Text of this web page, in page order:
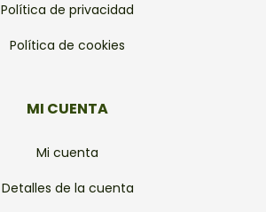
Política de privacidad
Política de cookies
MI CUENTA
Mi cuenta
Detalles de la cuenta